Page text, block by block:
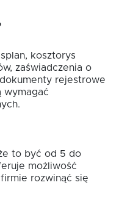
kosztorys
zaświadczenia o
rejestrowe
wymagać
to być od 5 do
możliwość
rozwinąć się